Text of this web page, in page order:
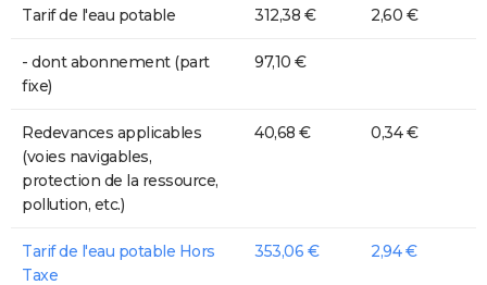
Tarif de l'eau potable 312,38 € 2,60 €
- dont abonnement (part
fixe)
97,10 €
Redevances applicables
(voies navigables,
protection de la ressource,
pollution, etc.)
40,68 € 0,34 €
Tarif de l'eau potable Hors
Taxe
353,06 € 2,94 €